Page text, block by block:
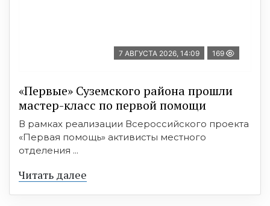
7 АВГУСТА 2026, 14:09 169
«Первые» Суземского района прошли
мастер-класс по первой помощи
В рамках реализации Всероссийского проекта
«Первая помощь» активисты местного
отделения ...
Читать далее